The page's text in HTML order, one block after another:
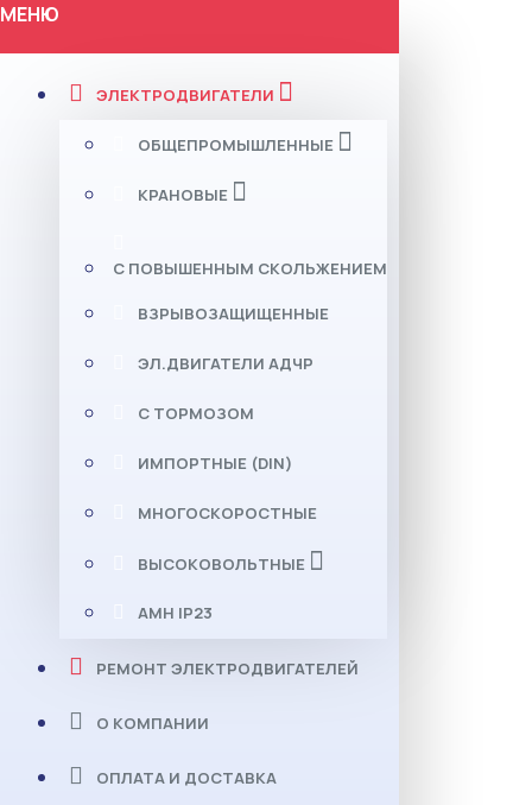
МЕНЮ
ЭЛЕКТРОДВИГАТЕЛИ
ОБЩЕПРОМЫШЛЕННЫЕ
КРАНОВЫЕ
С ПОВЫШЕННЫМ СКОЛЬЖЕНИЕМ
ВЗРЫВОЗАЩИЩЕННЫЕ
ЭЛ.ДВИГАТЕЛИ АДЧР
С ТОРМОЗОМ
ИМПОРТНЫЕ (DIN)
МНОГОСКОРОСТНЫЕ
ВЫСОКОВОЛЬТНЫЕ
АМН IP23
РЕМОНТ ЭЛЕКТРОДВИГАТЕЛЕЙ
О КОМПАНИИ
ОПЛАТА И ДОСТАВКА